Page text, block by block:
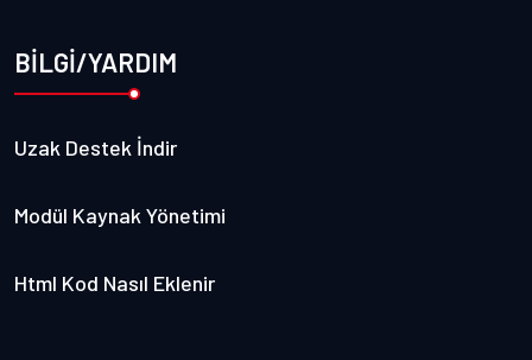
BİLGİ/YARDIM
Uzak Destek İndir
Modül Kaynak Yönetimi
Html Kod Nasıl Eklenir